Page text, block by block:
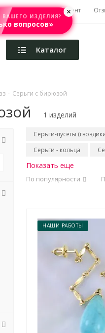
Изготовление Ремонт
Каталог
- Серьги с бирюзой
1 изделий
Серьги-пусеты
Серьги - кольца
Показать еще
По популярности
НАШИ РАБОТЫ
ИЗДЕЛИЯ?
вопросов»